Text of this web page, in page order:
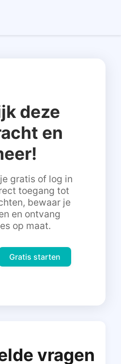
starten
deze
en
gratis of log in
toegang tot
bewaar je
en ontvang
op maat.
Gratis starten
vragen